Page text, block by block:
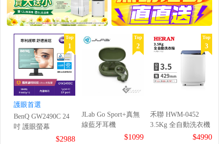
Top
1
護眼首選
BenQ GW2490C 24
吋 護眼螢幕
$2988
Top
2
JLab Go Sport+真無
線藍牙耳機
$1099
Top
3
禾聯 HWM-0452
3.5Kg 全自動洗衣機
$4990